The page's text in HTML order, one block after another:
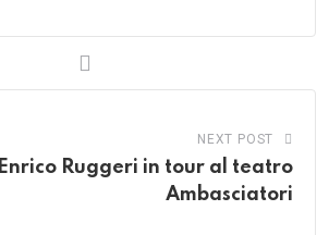
NEXT POST
Enrico Ruggeri in tour al teatro
Ambasciatori